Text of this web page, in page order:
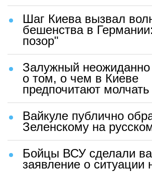
Шаг Киева вызвал
бешенства в
позор"
Залужный неожиданно
о том, о чем в Киеве
предпочитают молчать
Вайкуле публично
Зеленскому на
Бойцы ВСУ сделали
заявление о ситуации